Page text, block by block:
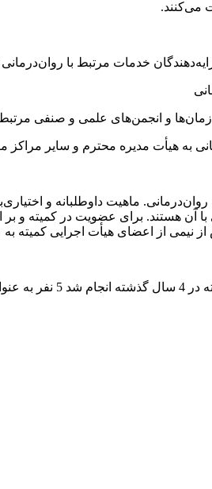
می­‌کنند.
خدمات مرتبط با
و انجمن‌های علمی ‌و صنفی
به هیأت مدیره محترم و سایر مراکز
ماهیت داوطلبانه و
با آن هستند. برای عضویت در کمیته
نیمی از اعضای هیأت اجرایی کمیته